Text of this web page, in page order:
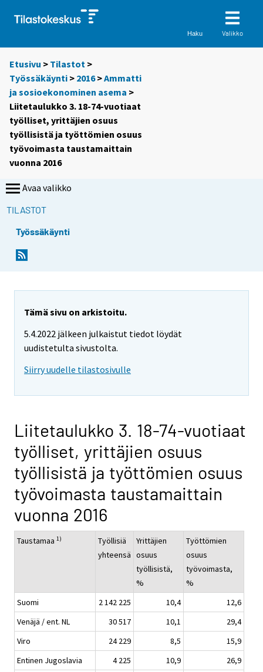
Haku Valikko
Etusivu > Tilastot >
Työssäkäynti > 2016>Ammatti
ja sosioekonominen asema >
Liitetaulukko 3. 18-74-vuotiaat
työlliset, yrittäjien osuus
työllisistä ja työttömien osuus
työvoimasta taustamaittain
vuonna 2016
Avaa valikko
TILASTOT
Työssäkäynti
Tämä sivu on arkistoitu.
5.4.2022 jälkeen julkaistut tiedot löydät
uudistetulta sivustolta.
Siirry uudelle tilastosivulle
Liitetaulukko 3. 18-74-vuotiaat
työlliset, yrittäjien osuus
työllisistä ja työttömien osuus
työvoimasta taustamaittain
vuonna 2016
Taustamaa 1)
Työllisiä
yhteensä
Yrittäjien
osuus
työllisistä,
%
Työttömien
osuus
työvoimasta,
%
Suomi
2 142 225 10,4
12,6
Venäjä / ent. NL
30 517 10,1
29,4
Viro
24 229 8,5
15,9
Entinen Jugoslavia
4 225 10,9
26,9